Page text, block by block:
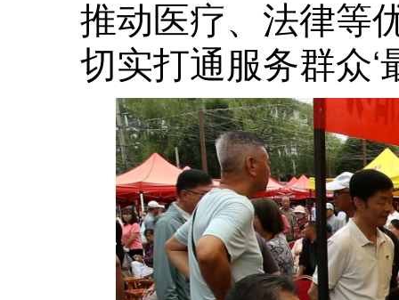
推动医疗、法律等
切实打通服务群众‘